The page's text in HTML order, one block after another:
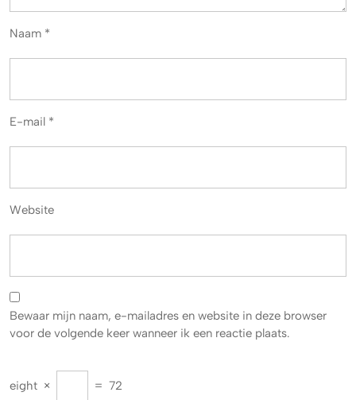
Naam *
E-mail *
Website
Bewaar mijn naam, e-mailadres en website in deze browser
voor de volgende keer wanneer ik een reactie plaats.
eight × = 72